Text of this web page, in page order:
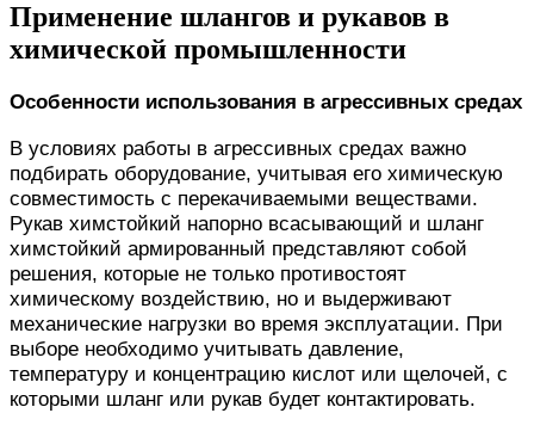
Применение шлангов и рукавов в
химической промышленности
Особенности использования в агрессивных средах
В условиях работы в агрессивных средах важно
подбирать оборудование, учитывая его химическую
совместимость с перекачиваемыми веществами.
Рукав химстойкий напорно всасывающий и шланг
химстойкий армированный представляют собой
решения, которые не только противостоят
химическому воздействию, но и выдерживают
механические нагрузки во время эксплуатации. При
выборе необходимо учитывать давление,
температуру и концентрацию кислот или щелочей, с
которыми шланг или рукав будет контактировать.